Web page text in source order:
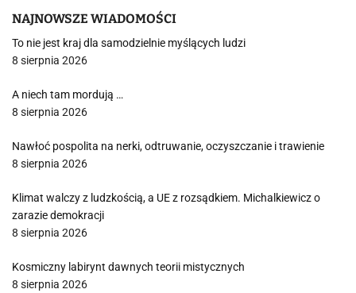
NAJNOWSZE WIADOMOŚCI
To nie jest kraj dla samodzielnie myślących ludzi
8 sierpnia 2026
A niech tam mordują …
8 sierpnia 2026
Nawłoć pospolita na nerki, odtruwanie, oczyszczanie i trawienie
8 sierpnia 2026
Klimat walczy z ludzkością, a UE z rozsądkiem. Michalkiewicz o
zarazie demokracji
8 sierpnia 2026
Kosmiczny labirynt dawnych teorii mistycznych
8 sierpnia 2026